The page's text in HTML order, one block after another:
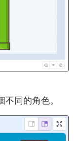
同的角色。